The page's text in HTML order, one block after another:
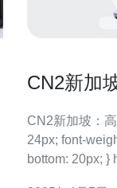
CN2新加
CN2新加坡：高速稳
24px; font-weight: bold; text-align: center; margin-